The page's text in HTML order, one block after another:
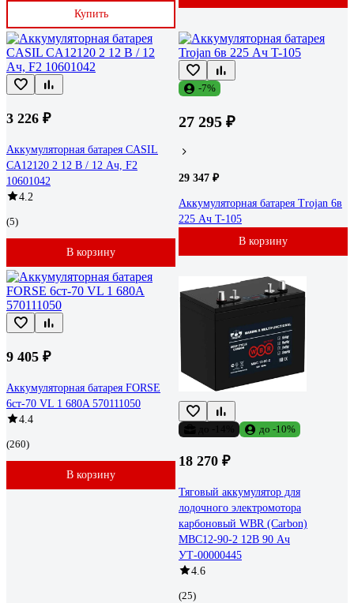
Купить
3 226 ₽
Аккумуляторная батарея CASIL
CA12120 2 12 В / 12 Ач, F2
10601042
4.2
(5)
В корзину
-7%
27 295 ₽
29 347 ₽
Аккумуляторная батарея Trojan 6в
225 Ач T-105
В корзину
9 405 ₽
Аккумуляторная батарея FORSE
6ст-70 VL 1 680A 570111050
4.4
(260)
В корзину
до -10%
18 270 ₽
Тяговый аккумулятор для
лодочного электромотора
карбоновый WBR (Carbon)
MBC12-90-2 12В 90 Ач
УТ-00000445
4.6
(25)